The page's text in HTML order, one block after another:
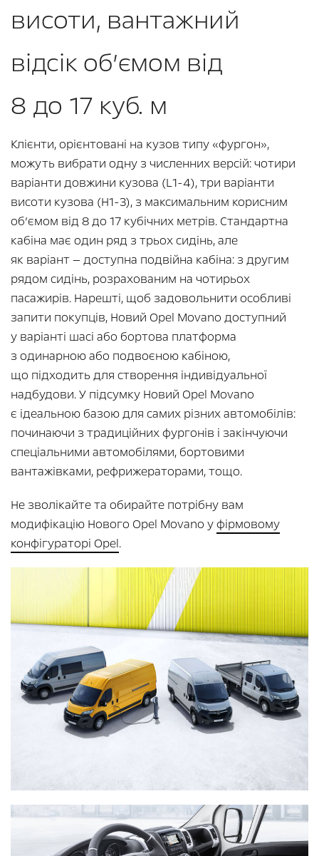
висоти, вантажний
відсік об’ємом від
8 до 17 куб. м
Клієнти, орієнтовані на кузов типу «фургон»,
можуть вибрати одну з численних версій: чотири
варіанти довжини кузова (L1-4), три варіанти
висоти кузова (H1-3), з максимальним корисним
об’ємом від 8 до 17 кубічних метрів. Стандартна
кабіна має один ряд з трьох сидінь, але
як варіант — доступна подвійна кабіна: з другим
рядом сидінь, розрахованим на чотирьох
пасажирів. Нарешті, щоб задовольнити особливі
запити покупців, Новий Opel Movano доступний
у варіанті шасі або бортова платформа
з одинарною або подвоєною кабіною,
що підходить для створення індивідуальної
надбудови. У підсумку Новий Opel Movano
є ідеальною базою для самих різних автомобілів:
починаючи з традиційних фургонів і закінчуючи
спеціальними автомобілями, бортовими
вантажівками, рефрижераторами, тощо.
Не зволікайте та обирайте потрібну вам
модифікацію Нового Opel Movano уфірмовому
конфігураторі Opel.